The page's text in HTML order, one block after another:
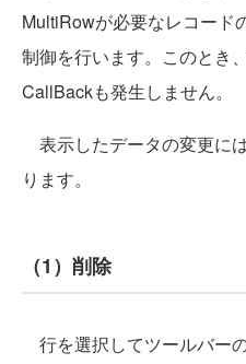
MultiRowが必要なレコード
制御を行います。このとき
CallBackも発生しません。
表示したデータの変更に
ります。
（1）削除
行を選択してツールバー